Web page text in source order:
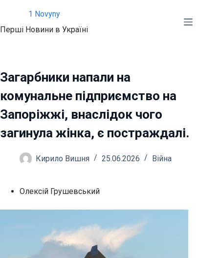
вмісту
1 Novyny
Перші Новини в Україні
Загарбники напали на
комунальне підприємство на
Запоріжжі, внаслідок чого
загинула жінка, є постраждалі.
Кирило Вишня 25.06.2026 Війна
Олексій Грушевський